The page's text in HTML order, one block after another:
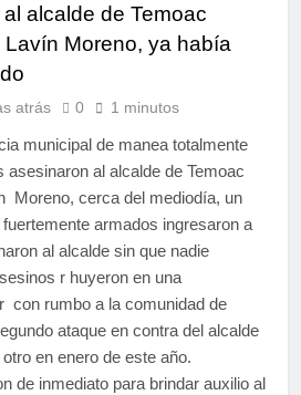
alcalde de Temoac
Lavín Moreno, ya había
atrás 0 1 minutos
municipal de manea totalmente
asesinaron al alcalde de Temoac
Moreno, cerca del mediodía, un
armados ingresaron a
al alcalde sin que nadie
r huyeron en una
con rumbo a la comunidad de
ataque en contra del alcalde
en enero de este año.
de inmediato para brindar auxilio al